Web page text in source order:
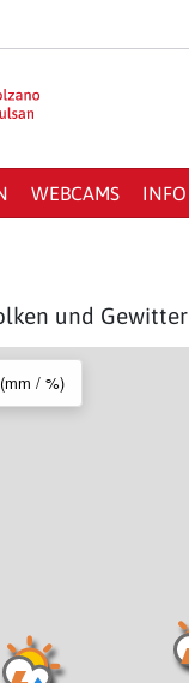
WEBCAMS INFO
und Gewitter
/ %)